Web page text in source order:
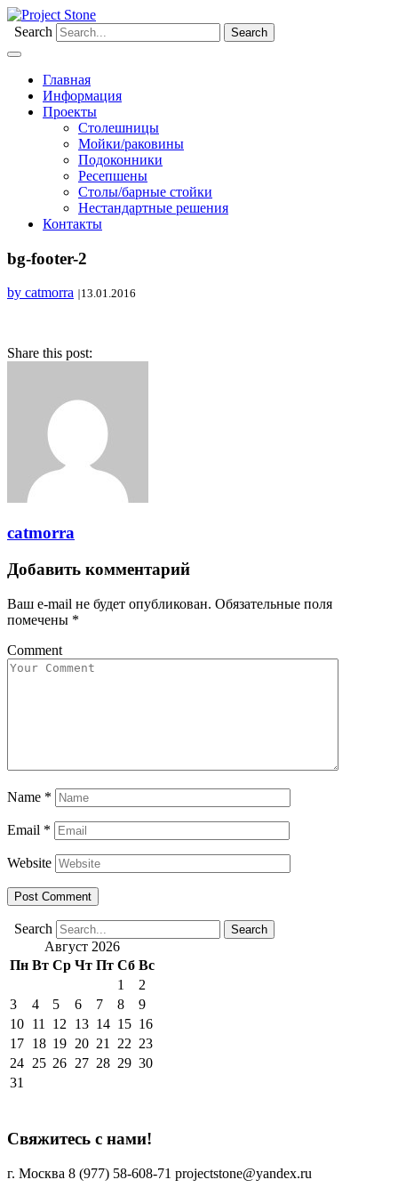
Search
Главная
Информация
Проекты
Столешницы
Мойки/раковины
Подоконники
Ресепшены
Столы/барные стойки
Нестандартные решения
Контакты
bg-footer-2
by catmorra |13.01.2016
Share this post:
catmorra
Добавить комментарий
Ваш e-mail не будет опубликован. Обязательные поля
помечены *
Comment
Name *
Email *
Website
Search
Август 2026
Пн Вт Ср Чт Пт Сб Вс
1
2
3
4 5 6 7 8
9
10 11 12 13 14 15 16
17 18 19 20 21 22 23
24 25 26 27 28 29 30
31
Свяжитесь с нами!
г. Москва 8 (977) 58-608-71 projectstone@yandex.ru